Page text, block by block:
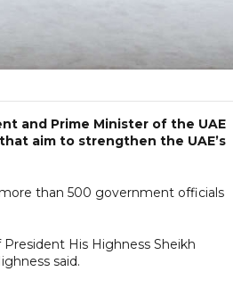
and Prime Minister of the UAE
aim to strengthen the UAE’s
than 500 government officials
His Highness Sheikh
said.